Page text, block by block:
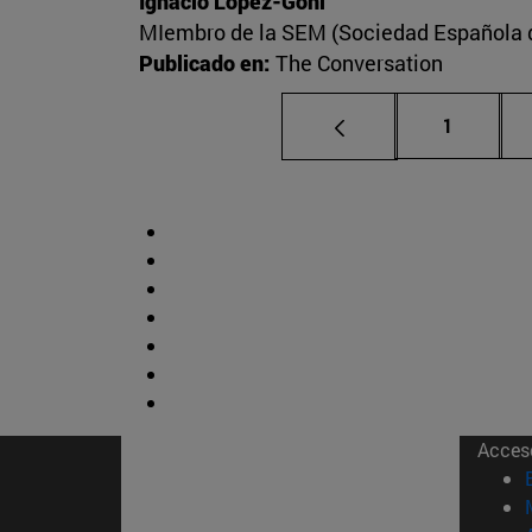
MIembro de la SEM (Sociedad
Publicado en: The Conversation
Página
1